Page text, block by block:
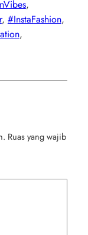
, #InstaFashion
Ruas yang wajib